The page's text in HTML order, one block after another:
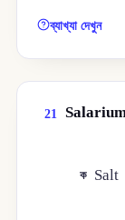
ব্যাখ্যা দেখুন
21
ক Salt